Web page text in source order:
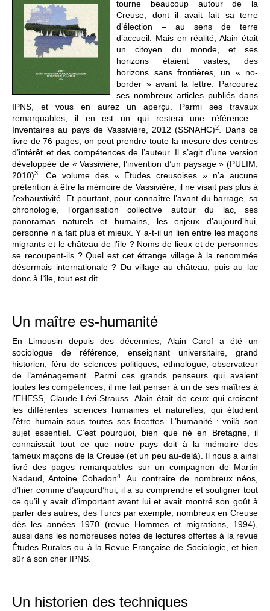
tourne beaucoup autour de la
Creuse, dont il avait fait sa terre
d’élection – au sens de terre
d’accueil. Mais en réalité, Alain était
un citoyen du monde, et ses
horizons étaient vastes, des
horizons sans frontières, un « no-
border » avant la lettre. Parcourez
ses nombreux articles publiés dans
IPNS, et vous en aurez un aperçu. Parmi ses travaux
remarquables, il en est un qui restera une référence :
Inventaires au pays de Vassivière, 2012 (SSNAHC)2. Dans ce
livre de 76 pages, on peut prendre toute la mesure des centres
d’intérêt et des compétences de l’auteur. Il s’agit d’une version
développée de « Vassivière, l’invention d’un paysage » (PULIM,
2010)3. Ce volume des « Études creusoises » n’a aucune
prétention à être la mémoire de Vassivière, il ne visait pas plus à
l’exhaustivité. Et pourtant, pour connaître l’avant du barrage, sa
chronologie, l’organisation collective autour du lac, ses
panoramas naturels et humains, les enjeux d’aujourd’hui,
personne n’a fait plus et mieux. Y a-t-il un lien entre les maçons
migrants et le château de l’île ? Noms de lieux et de personnes
se recoupent-ils ? Quel est cet étrange village à la renommée
désormais internationale ? Du village au château, puis au lac
donc à l’île, tout est dit.
Un maître es-humanité
En Limousin depuis des décennies, Alain Carof a été un
sociologue de référence, enseignant universitaire, grand
historien, féru de sciences politiques, ethnologue, observateur
de l’aménagement. Parmi ces grands penseurs qui avaient
toutes les compétences, il me fait penser à un de ses maîtres à
l’EHESS, Claude Lévi-Strauss. Alain était de ceux qui croisent
les différentes sciences humaines et naturelles, qui étudient
l’être humain sous toutes ses facettes. L’humanité : voilà son
sujet essentiel. C’est pourquoi, bien que né en Bretagne, il
connaissait tout ce que notre pays doit à la mémoire des
fameux maçons de la Creuse (et un peu au-delà). Il nous a ainsi
livré des pages remarquables sur un compagnon de Martin
Nadaud, Antoine Cohadon4. Au contraire de nombreux néos,
d’hier comme d’aujourd’hui, il a su comprendre et souligner tout
ce qu’il y avait d’important avant lui et avait montré son goût à
parler des autres, des Turcs par exemple, nombreux en Creuse
dès les années 1970 (revue Hommes et migrations, 1994),
aussi dans les nombreuses notes de lectures offertes à la revue
Études Rurales ou à la Revue Française de Sociologie, et bien
sûr à son cher IPNS.
Un historien des techniques